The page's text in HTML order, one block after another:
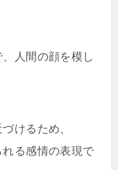
、人間の顔を模し
けるため、
る感情の表現で